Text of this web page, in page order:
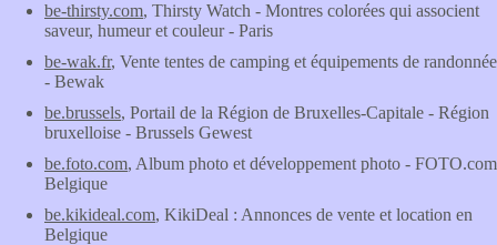
be-thirsty.com, Thirsty Watch - Montres colorées qui associent
saveur, humeur et couleur - Paris
be-wak.fr, Vente tentes de camping et équipements de randonnée
- Bewak
be.brussels, Portail de la Région de Bruxelles-Capitale - Région
bruxelloise - Brussels Gewest
be.foto.com, Album photo et développement photo - FOTO.com
Belgique
be.kikideal.com, KikiDeal : Annonces de vente et location en
Belgique